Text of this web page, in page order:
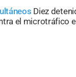
Diez
el microtráfico